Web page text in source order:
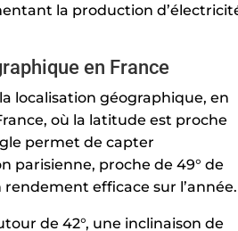
la production
en France
localisation géographique, en
où la latitude est proche
permet de capter
parisienne, proche de 49° de
efficace sur l’année.
de 42°, une inclinaison de